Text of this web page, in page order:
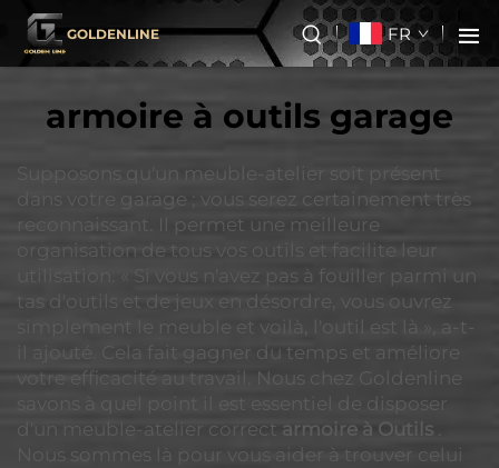
GOLDENLINE FR
armoire à outils garage
Supposons qu'un meuble-atelier soit présent
dans votre garage ; vous serez certainement très
reconnaissant. Il permet une meilleure
organisation de tous vos outils et facilite leur
utilisation. « Si vous n'avez pas à fouiller parmi un
tas d'outils et de jeux en désordre, vous ouvrez
simplement le meuble et voilà, l'outil est là », a-t-
il ajouté. Cela fait gagner du temps et améliore
votre efficacité au travail. Nous chez Goldenline
savons à quel point il est essentiel de disposer
d'un meuble-atelier correct armoire à Outils .
Nous sommes là pour vous aider à trouver celui